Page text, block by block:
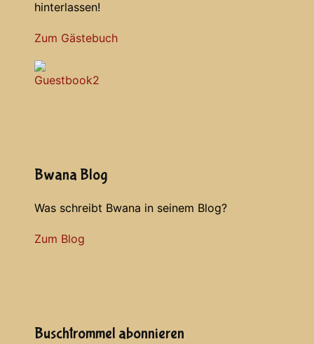
hinterlassen!
Zum Gästebuch
Bwana Blog
Was schreibt Bwana in seinem Blog?
Zum Blog
Buschtrommel abonnieren